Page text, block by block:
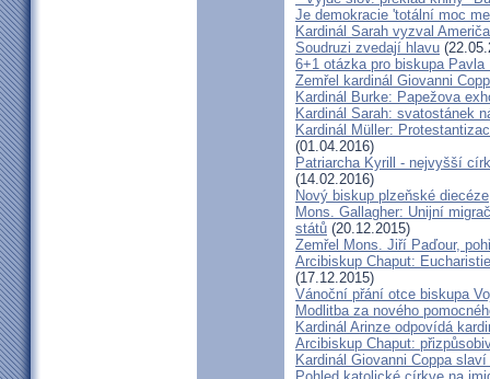
Je demokracie 'totální moc
Kardinál Sarah vyzval
Soudruzi zvedají hlavu
6+1 otázka pro biskupa Pavla
Zemřel kardinál Giovanni
Kardinál Burke: Papežova
Kardinál Sarah: svatostánek
Kardinál Müller:
(01.04.2016)
Patriarcha Kyrill - nejvyšší
(14.02.2016)
Nový biskup plzeňské diecéze
Mons. Gallagher: Unijní
států (20.12.2015)
Zemřel Mons. Jiří Paďour,
Arcibiskup Chaput:
(17.12.2015)
Vánoční přání otce biskupa
Modlitba za nového
Kardinál Arinze odpovídá
Arcibiskup Chaput:
Kardinál Giovanni Coppa